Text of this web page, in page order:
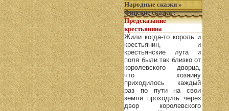
Народные сказки »
Финские сказки:
Предсказание
крестьянина
Жили когда-то король и
крестьянин, и
крестьянские луга и
поля были так близко от
королевского дворца,
что хозяину
приходилось каждый
раз по пути на свои
земли проходить через
двор королевского